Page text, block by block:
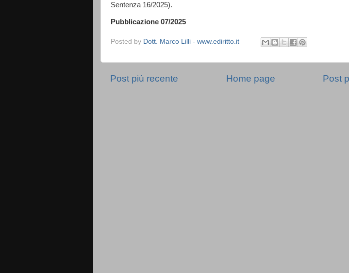
Sentenza 16/2025).
Pubblicazione 07/2025
Posted by Dott. Marco Lilli - www.ediritto.it
Post più recente Post
Home page